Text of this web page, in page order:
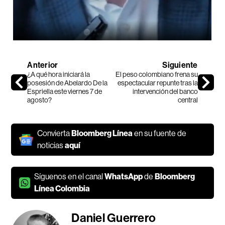
Anterior
¿A qué hora iniciará la
posesión de Abelardo De la
Espriella este viernes 7 de
agosto?
Siguiente
El peso colombiano frena su
espectacular repunte tras la
intervención del banco
central
Convierta Bloomberg Líneaen su fuente de
noticiasaquí
Síguenos en el canalWhatsAppde Bloomberg
Línea Colombia
Daniel Guerrero